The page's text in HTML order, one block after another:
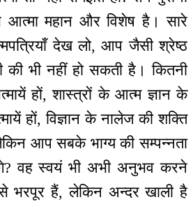
आत्मा महान और विशेष है। सारे
देख लो, आप जैसी श्रेष्ठ
की भी नहीं हो सकती है। कितनी
हों, शास्त्रों के आत्म ज्ञान के
हों, विज्ञान के नालेज की शक्ति
आप सबके भाग्य की सम्पन्नता
वह स्वयं भी अभी अनुभव करने
भरपूर हैं, लेकिन अन्दर खाली है